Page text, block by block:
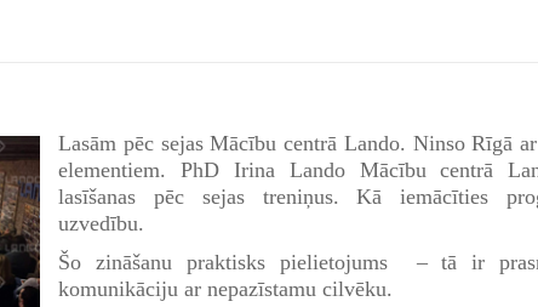
Lasām pēc sejas Mācību centrā Lando. Ninso Rīgā
elementiem. PhD Irina Lando Mācību centrā
lasīšanas pēc sejas treniņus. Kā iemācīties
uzvedību.
Šo zināšanu praktisks pielietojums – tā ir
komunikāciju ar nepazīstamu cilvēku.